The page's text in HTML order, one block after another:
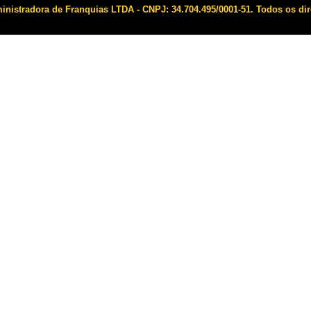
de Franquias LTDA - CNPJ: 34.704.495/0001-51. Todos os